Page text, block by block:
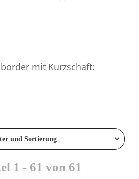
mit Kurzschaft:
und Sortierung
1 - 61 von 61